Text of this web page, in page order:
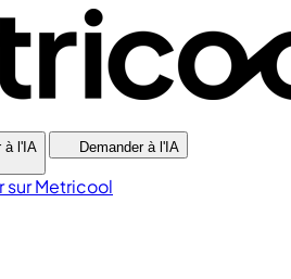
à l'IA
Demander à l'IA
sur Metricool